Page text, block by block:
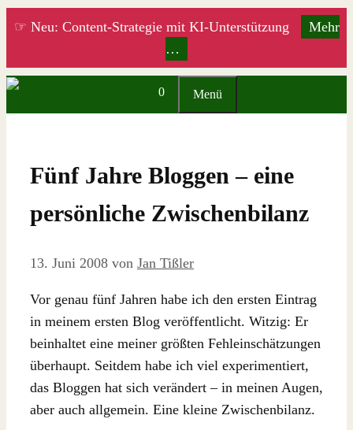
Zum
☞ Neu: Content-Strategie mit KI-Unterstützung
Mehr
…
0 Menü
Fünf Jahre Bloggen – eine
persönliche Zwischenbilanz
13. Juni 2008 von Jan Tißler
Vor genau fünf Jahren habe ich den ersten Eintrag
in meinem ersten Blog veröffentlicht. Witzig: Er
beinhaltet eine meiner größten Fehleinschätzungen
überhaupt. Seitdem habe ich viel experimentiert,
das Bloggen hat sich verändert – in meinen Augen,
aber auch allgemein. Eine kleine Zwischenbilanz.